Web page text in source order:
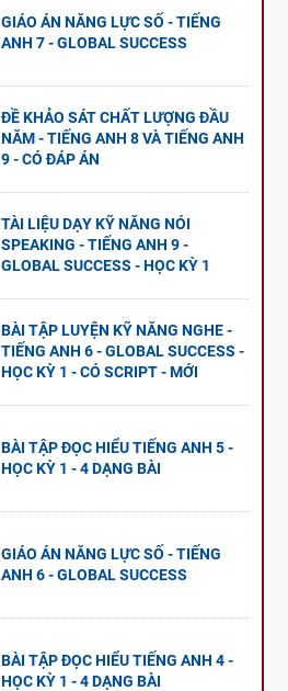
GIÁO ÁN NĂNG LỰC SỐ - TIẾNG
ANH 7 - GLOBAL SUCCESS
ĐỀ KHẢO SÁT CHẤT LƯỢNG ĐẦU
NĂM - TIẾNG ANH 8 VÀ TIẾNG ANH
9 - CÓ ĐÁP ÁN
TÀI LIỆU DẠY KỸ NĂNG NÓI
SPEAKING - TIẾNG ANH 9 -
GLOBAL SUCCESS - HỌC KỲ 1
BÀI TẬP LUYỆN KỸ NĂNG NGHE -
TIẾNG ANH 6 - GLOBAL SUCCESS -
HỌC KỲ 1 - CÓ SCRIPT - MỚI
BÀI TẬP ĐỌC HIỂU TIẾNG ANH 5 -
HỌC KỲ 1 - 4 DẠNG BÀI
GIÁO ÁN NĂNG LỰC SỐ - TIẾNG
ANH 6 - GLOBAL SUCCESS
BÀI TẬP ĐỌC HIỂU TIẾNG ANH 4 -
HỌC KỲ 1 - 4 DẠNG BÀI